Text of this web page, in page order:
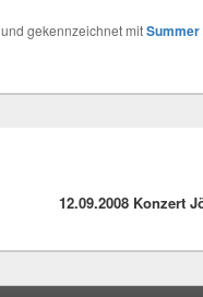
und gekennzeichnet mitSummer
12.09.2008 Konzert